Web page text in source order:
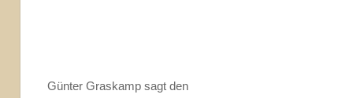
Günter Graskamp sagt den